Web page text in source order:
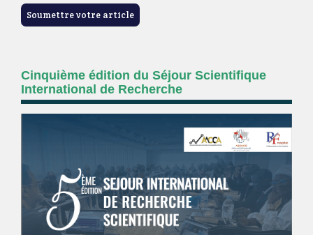
Soumettre votre article
Cinquième édition du Séjour Scientifique
International de Recherche